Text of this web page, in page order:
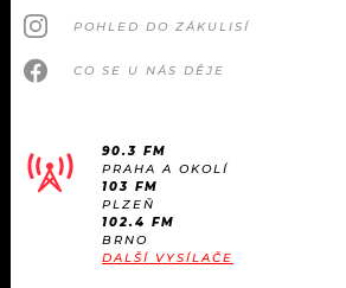
ROZHOVORY
KALENDÁŘ
RÁDIO
PROGRAM
PLAYLIST
POHLED DO ZÁKULISÍ
CO SE U NÁS DĚJE
90.3 FM
PRAHA A OKOLÍ
103 FM
PLZEŇ
102.4 FM
BRNO
DALŠÍ VYSÍLAČE